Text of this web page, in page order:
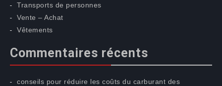
Transports de personnes
Vente – Achat
Vêtements
Commentaires récents
conseils pour réduire les coûts du carburant des